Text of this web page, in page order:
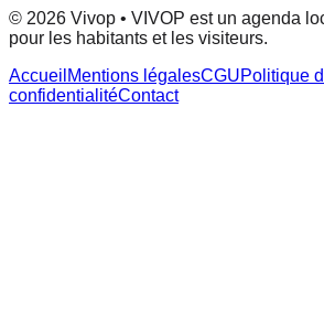
© 2026 Vivop • VIVOP est un agenda
pour les habitants et les visiteurs.
Accueil Mentions légalesCGUPolitique
confidentialitéContact